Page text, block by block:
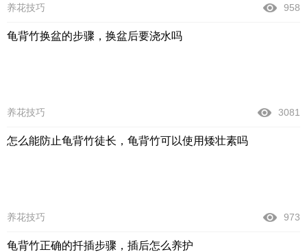
养花技巧 958
龟背竹换盆的步骤，换盆后要浇水吗
养花技巧 3081
怎么能防止龟背竹徒长，龟背竹可以使用矮壮素吗
养花技巧 973
龟背竹正确的扦插步骤，插后怎么养护